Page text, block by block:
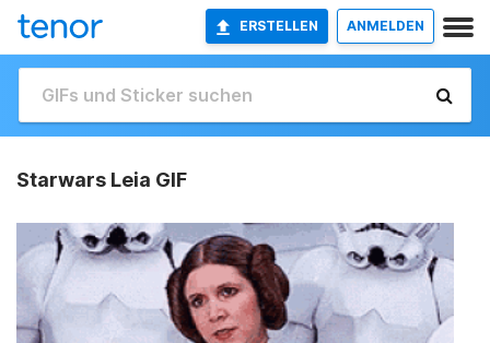
ERSTELLEN ANMELDEN
Starwars Leia GIF